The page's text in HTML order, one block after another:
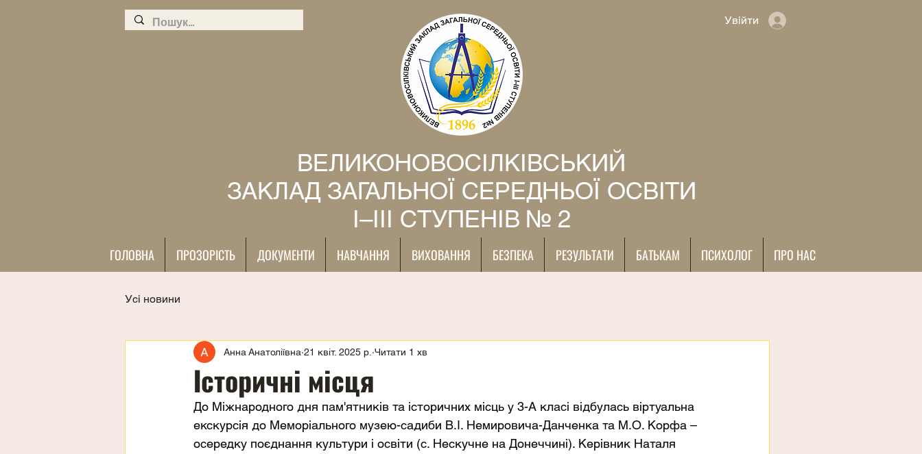
Увійти
ВЕЛИКОНОВОСІЛКІВСЬКИЙ
ЗАКЛАД ЗАГАЛЬНОЇ СЕРЕДНЬОЇ ОСВІТИ
І–ІІІ СТУПЕНІВ № 2
ГОЛОВНА ПРОЗОРІСТЬ ДОКУМЕНТИ НАВЧАННЯ ВИХОВАННЯ БЕЗПЕКА РЕЗУЛЬТАТИ БАТЬКАМ ПСИХОЛОГ ПРО НАС
Усі новини
Історичні місця
Анна Анатоліївна 21 квіт. 2025 р. Читати 1 хв
До Міжнародного дня пам'ятників та історичних місць у 3-А класі відбулась віртуальна
екскурсія до Меморіального музею-садиби В.І. Немировича-Данченка та М.О. Корфа –
осередку поєднання культури і освіти (с. Нескучне на Донеччині). Керівник Наталя